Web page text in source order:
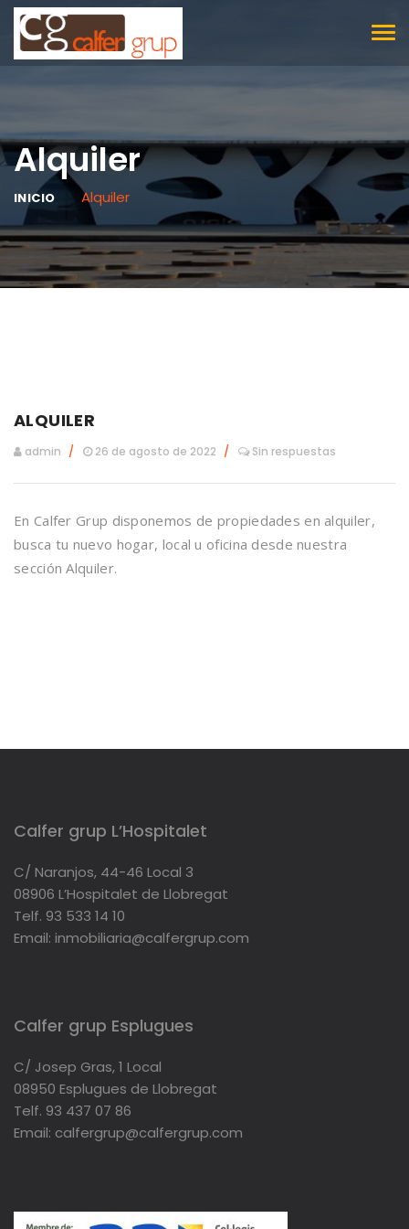
Alquiler
INICIO Alquiler
ALQUILER
admin 26 de agosto de 2022 Sin respuestas
En Calfer Grup disponemos de propiedades en alquiler,
busca tu nuevo hogar, local u oficina desde nuestra
sección Alquiler.
Calfer grup L’Hospitalet
C/ Naranjos, 44-46 Local 3
08906 L’Hospitalet de Llobregat
Telf. 93 533 14 10
Email: inmobiliaria@calfergrup.com
Calfer grup Esplugues
C/ Josep Gras, 1 Local
08950 Esplugues de Llobregat
Telf. 93 437 07 86
Email: calfergrup@calfergrup.com